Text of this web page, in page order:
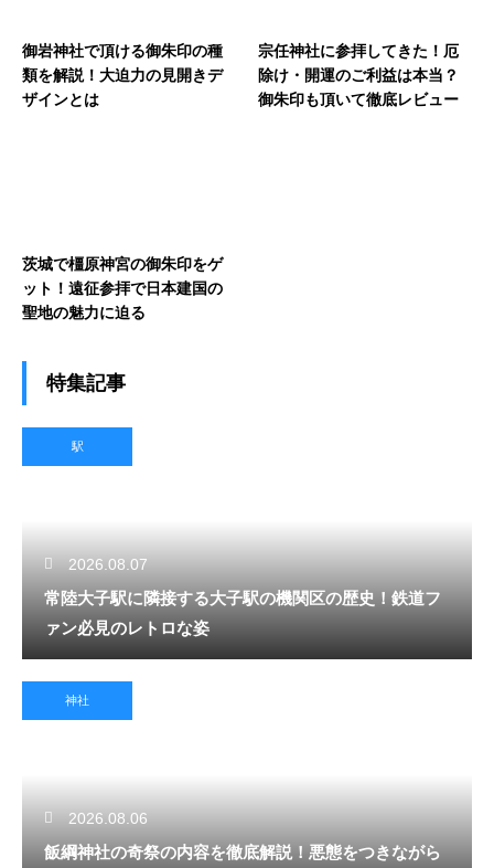
御岩神社で頂ける御朱印の種
類を解説！大迫力の見開きデ
ザインとは
宗任神社に参拝してきた！厄
除け・開運のご利益は本当？
御朱印も頂いて徹底レビュー
茨城で橿原神宮の御朱印をゲ
ット！遠征参拝で日本建国の
聖地の魅力に迫る
特集記事
駅
2026.08.07
常陸大子駅に隣接する大子駅の機関区の歴史！鉄道フ
ァン必見のレトロな姿
神社
2026.08.06
飯綱神社の奇祭の内容を徹底解説！悪態をつきながら